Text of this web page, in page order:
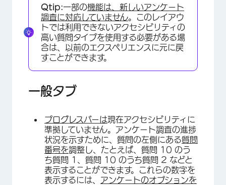
Qtip:一部の機能は、新しいアンケート
調査に対応していません。このレイアウ
トでは利用できないアクセシビリティの
高い質問タイプを使用する必要がある場
合は、以前のエクスペリエンスに元に戻
すことができます。
一般タブ
プログレスバーは現在アクセシビリティに
準拠していません。アンケート調査の進捗
状況を示すために、質問の左側にある質問
番号を調整し、たとえば、質問 10 のう
ち質問 1、質問 10 のうち質問 2 などと
表示することができます。これらの数字を
表示するには、 アンケートのオプションを